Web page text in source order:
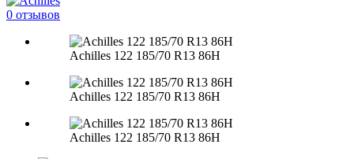
0 отзывов
Achilles 122 185/70 R13 86H
Achilles 122 185/70 R13 86H
Achilles 122 185/70 R13 86H